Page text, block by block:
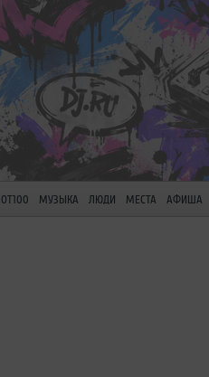
МУЗЫКА ЛЮДИ МЕСТА АФИША